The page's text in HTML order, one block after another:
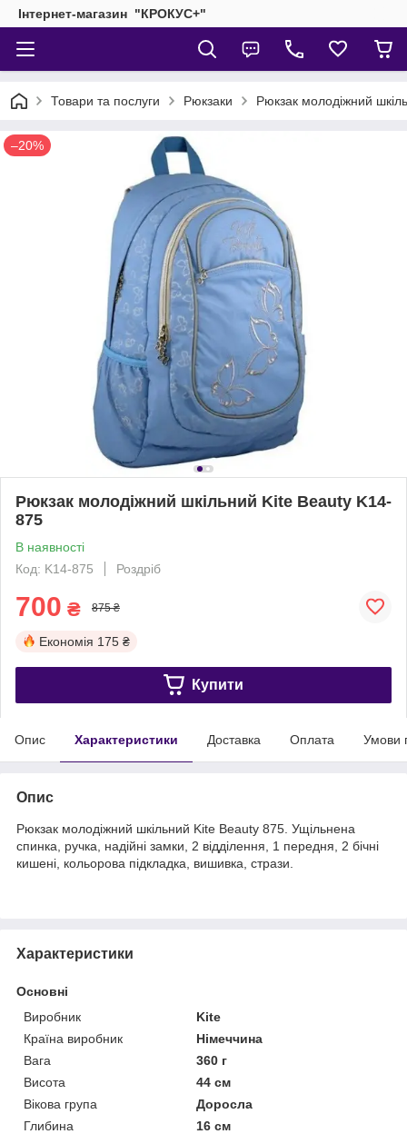
Інтернет-магазин "КРОКУС+"
Товари та послуги Рюкзаки Рюкзак молодіжний
–20%
Рюкзак молодіжний шкільний Kite Beauty K14-
875
В наявності
Код: K14-875
Роздріб
700 ₴ 875 ₴
Економія 175 ₴
Купити
Опис Характеристики Доставка Оплата Умови
Опис
Рюкзак молодіжний шкільний Kite Beauty 875. Ущільнена
спинка, ручка, надійні замки, 2 відділення, 1 передня, 2 бічні
кишені, кольорова підкладка, вишивка, стрази.
Характеристики
Основні
Виробник
Kite
Країна виробник
Німеччина
Вага
360 г
Висота
44 см
Вікова група
Доросла
Глибина
16 см